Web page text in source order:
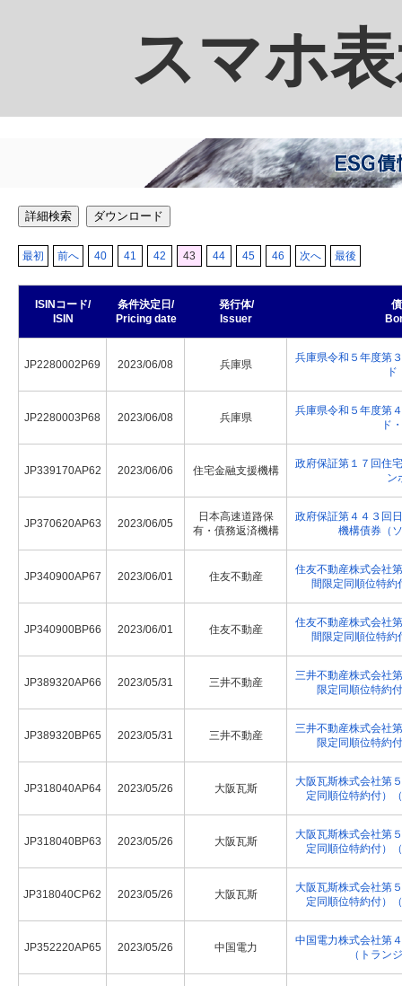
スマホ
詳細検索 ダウンロード
最初 前へ 40 41 42 43 44 45 46 次へ 最後
ISINコード/
ISIN
条件決定日/
Pricing date
発行体/
Issuer
JP2280002P69 2023/06/08 兵庫県
兵庫県令和５年度第
JP2280003P68 2023/06/08 兵庫県
兵庫県令和５年度第
ド
JP339170AP62 2023/06/06 住宅金融支援機構
政府保証第１７回住
ン
JP370620AP63 2023/06/05
日本高速道路保
有・債務返済機構
政府保証第４４３回
機構債券（
JP340900AP67 2023/06/01 住友不動産
住友不動産株式会社
間限定同順位特約
JP340900BP66 2023/06/01 住友不動産
住友不動産株式会社
間限定同順位特約
JP389320AP66 2023/05/31 三井不動産
三井不動産株式会社
限定同順位特約
JP389320BP65 2023/05/31 三井不動産
三井不動産株式会社
限定同順位特約
JP318040AP64 2023/05/26 大阪瓦斯
大阪瓦斯株式会社第
定同順位特約付）
JP318040BP63 2023/05/26 大阪瓦斯
大阪瓦斯株式会社第
定同順位特約付）
JP318040CP62 2023/05/26 大阪瓦斯
大阪瓦斯株式会社第
定同順位特約付）
JP352220AP65 2023/05/26 中国電力
中国電力株式会社第
（トラン